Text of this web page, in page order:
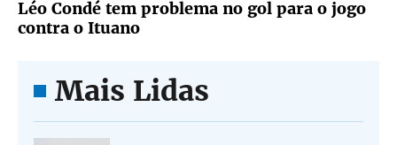
Léo Condé tem problema no gol para o jogo
contra o Ituano
Mais Lidas